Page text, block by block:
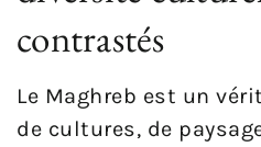
contrastés
Le Maghreb est un
de cultures, de